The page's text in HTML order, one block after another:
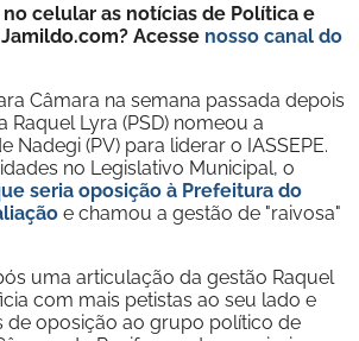
celular as notícias de Política e
Acesse nosso canal do
Câmara na semana passada depois
Lyra (PSD) nomeou a
Nadegi (PV) para liderar o IASSEPE.
no Legislativo Municipal, o
seria oposição à Prefeitura do
e chamou a gestão de "raivosa"
uma articulação da gestão Raquel
com mais petistas ao seu lado e
de oposição ao grupo político de